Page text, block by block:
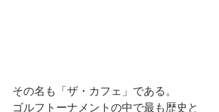
その名も「ザ・カフェ」である。
ゴルフトーナメントの中で最も歴史と